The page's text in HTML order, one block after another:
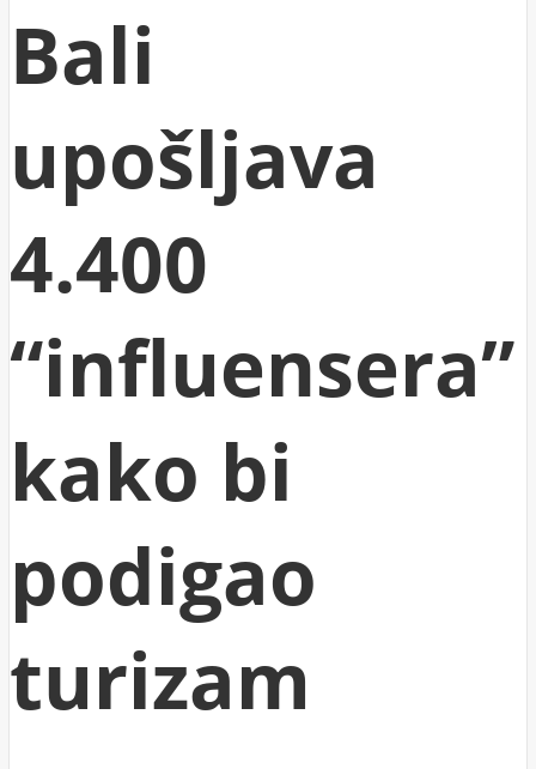
Bali
upošljava
4.400
“influensera”
kako bi
podigao
turizam